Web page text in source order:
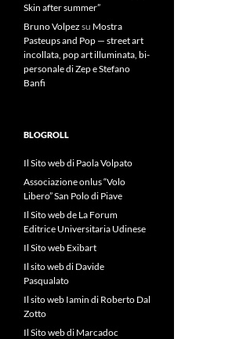
Skin after summer”
Bruno Volpez su Mostra
Pasteups and Pop — street art
incollata, pop art illuminata, bi-
personale di Zep e Stefano
Banfi
BLOGROLL
Il Sito web di Paola Volpato
Associazione onlus “Volo
Libero” San Polo di Piave
Il Sito web de La Forum
Editrice Universitaria Udinese
Il Sito web Exibart
Il sito web di Davide
Pasqualato
Il sito web Iamin di Roberto Dal
Zotto
Il Sito web di Marcadoc